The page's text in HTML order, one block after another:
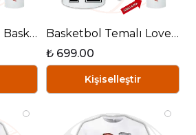
Basketbol Temalı Basketbol Toplu Kupa + Baskılı Pamuklu Tişört Kombin-3
Kişiselleştir
Basketbol Temalı Love Basketbol Toplu Kupa + Baskılı Pamuklu Tişört Kombin
₺ 699.00